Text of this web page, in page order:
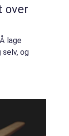
over
lage
selv, og
og